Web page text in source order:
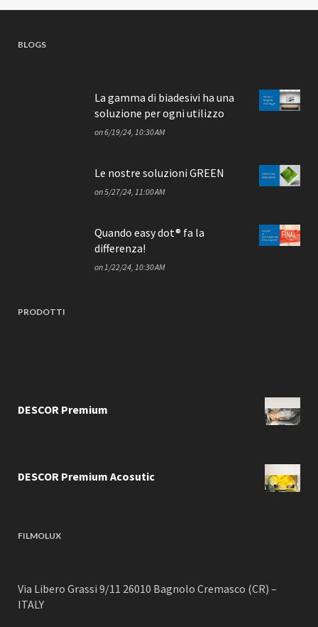
BLOGS
La gamma di biadesivi ha una
soluzione per ogni utilizzo
on6/19/24, 10:30 AM
Le nostre soluzioni GREEN
on5/27/24, 11:00 AM
Quando easy dot® fa la
differenza!
on 1/22/24, 10:30 AM
PRODOTTI
DESCOR Premium
DESCOR Premium Acosutic
FILMOLUX
Via Libero Grassi 9/11 26010 Bagnolo Cremasco (CR) –
ITALY